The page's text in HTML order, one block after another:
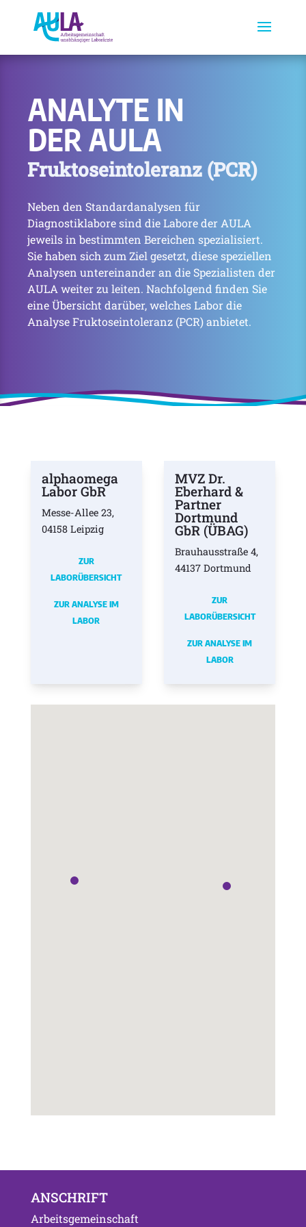
ANALYTE IN
DER AULA
Fruktoseintoleranz (PCR)
Neben den Standardanalysen für
Diagnostiklabore sind die Labore der AULA
jeweils in bestimmten Bereichen spezialisiert.
Sie haben sich zum Ziel gesetzt, diese speziellen
Analysen untereinander an die Spezialisten der
AULA weiter zu leiten. Nachfolgend finden Sie
eine Übersicht darüber, welches Labor die
Analyse Fruktoseintoleranz (PCR) anbietet.
alphaomega
Labor GbR
Messe-Allee 23,
04158 Leipzig
ZUR
LABORÜBERSICHT
ZUR ANALYSE IM
LABOR
MVZ Dr.
Eberhard &
Partner
Dortmund
GbR (ÜBAG)
Brauhausstraße 4,
44137 Dortmund
ZUR
LABORÜBERSICHT
ZUR ANALYSE IM
LABOR
ANSCHRIFT
Arbeitsgemeinschaft